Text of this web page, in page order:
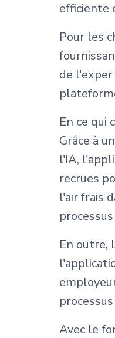
efficiente
Pour les
de
En ce qui
Grâce à
l'IA,
recrues
l'air frais
En outre,
Avec le